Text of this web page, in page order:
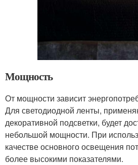
Мощность
От мощности зависит
Для светодиодной ленты,
декоративной подсветки, будет
небольшой мощности. При
качестве основного освещения
более высокими показателями.